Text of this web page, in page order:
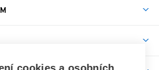
roku
údajů studentů
rada